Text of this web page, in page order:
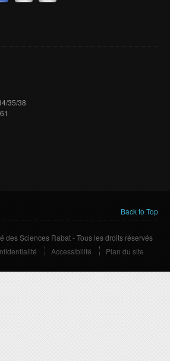
35/38
Back to Top
des Sciences Rabat - Tous les droits réservés
Accessibilité Plan du site